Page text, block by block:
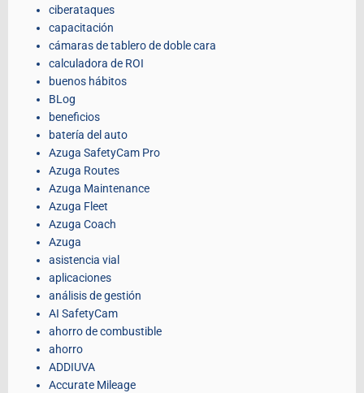
ciberataques
capacitación
cámaras de tablero de doble cara
calculadora de ROI
buenos hábitos
BLog
beneficios
batería del auto
Azuga SafetyCam Pro
Azuga Routes
Azuga Maintenance
Azuga Fleet
Azuga Coach
Azuga
asistencia vial
aplicaciones
análisis de gestión
AI SafetyCam
ahorro de combustible
ahorro
ADDIUVA
Accurate Mileage